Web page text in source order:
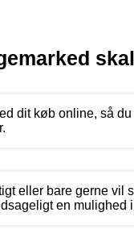
dit køb online, så
eller bare gerne vil
en mulighed